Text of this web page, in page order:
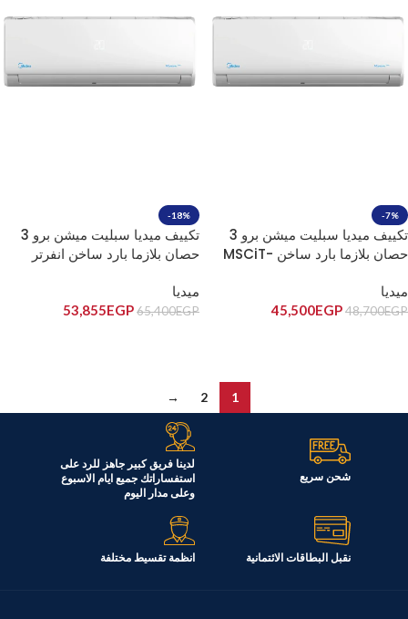
-7%
تكييف ميديا سبليت ميشن برو 3
حصان بلازما بارد ساخن MSCiT-
ميديا
48,700EGP
45,500EGP
-18%
تكييف ميديا سبليت ميشن برو 3
حصان بلازما بارد ساخن انفرتر
ميديا
65,400EGP
53,855EGP
1
2
→
شحن سريع
لدينا فريق كبير جاهز للرد على
استفساراتك جميع ايام الاسبوع
وعلى مدار اليوم
نقبل البطاقات الائتمانية انظمة تقسيط مختلفة